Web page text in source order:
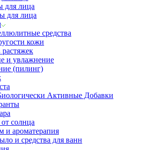
для лица
для лица
средства
кожи
и увлажнение
(пилинг)
Активные Добавки
солнца
и ароматерапия
и средства для ванн